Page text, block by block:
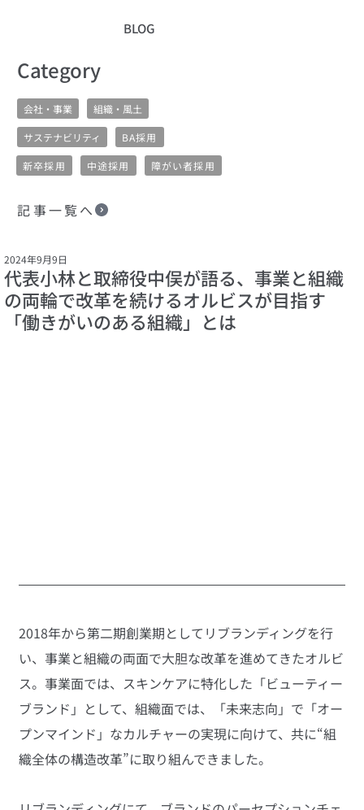
BLOG
​Category
会社・事業 組織・風土
サステナビリティ BA採用
記事一覧へ
新卒採用 中途採用 障がい者採用
代表小林と取締役中俣が語る、事業と組織
の両輪で改革を続けるオルビスが目指す
「働きがいのある組織」とは
2024年9月9日
2018年から第二期創業期としてリブランディングを行
い、事業と組織の両面で大胆な改革を進めてきたオルビ
ス。事業面では、スキンケアに特化した「ビューティー
ブランド」として、組織面では、「未来志向」で「オー
プンマインド」なカルチャーの実現に向けて、共に“組
織全体の構造改革”に取り組んできました。